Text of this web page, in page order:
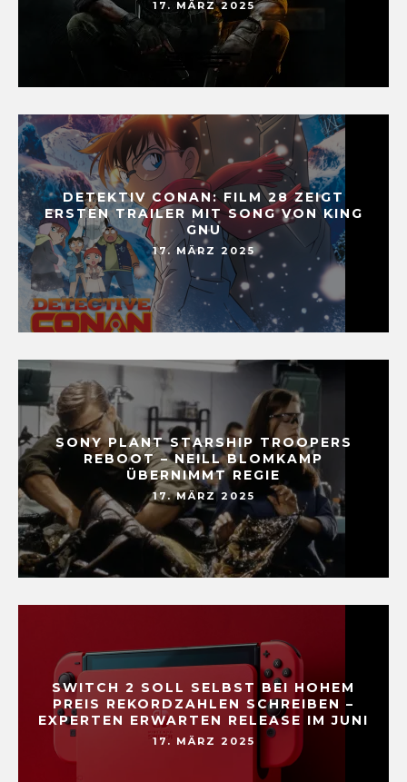
17. MÄRZ 2025
DETEKTIV CONAN: FILM 28 ZEIGT
ERSTEN TRAILER MIT SONG VON KING
GNU
17. MÄRZ 2025
SONY PLANT STARSHIP TROOPERS
REBOOT – NEILL BLOMKAMP
ÜBERNIMMT REGIE
17. MÄRZ 2025
SWITCH 2 SOLL SELBST BEI HOHEM
PREIS REKORDZAHLEN SCHREIBEN –
EXPERTEN ERWARTEN RELEASE IM JUNI
17. MÄRZ 2025